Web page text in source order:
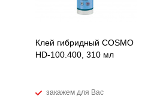
Клей гибридный COSMO
HD-100.400, 310 мл
закажем для Вас